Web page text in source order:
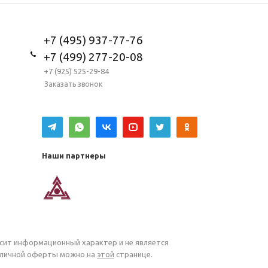
+7 (495) 937-77-76
+7 (499) 277-20-08
+7 (925) 525-29-84
Заказать звонок
Наши партнеры
информационный характер и не является
оферты можно на этой странице.